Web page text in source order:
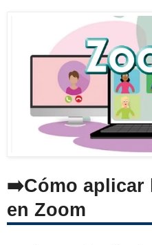
Cómo aplicar
en Zoom